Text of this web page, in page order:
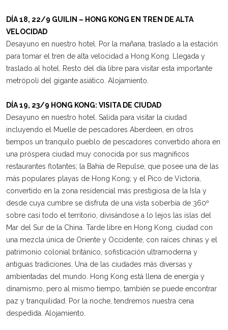
DÍA 18, 22/9 GUILIN – HONG KONG EN TREN DE ALTA
VELOCIDAD
Desayuno en nuestro hotel. Por la mañana, traslado a la estación
para tomar el tren de alta velocidad a Hong Kong. Llegada y
traslado al hotel. Resto del día libre para visitar esta importante
metrópoli del gigante asiático. Alojamiento.
DÍA 19, 23/9 HONG KONG: VISITA DE CIUDAD
Desayuno en nuestro hotel. Salida para visitar la ciudad
incluyendo el Muelle de pescadores Aberdeen, en otros
tiempos un tranquilo pueblo de pescadores convertido ahora en
una próspera ciudad muy conocida por sus magníficos
restaurantes flotantes; la Bahía de Repulse, que posee una de las
más populares playas de Hong Kong; y el Pico de Victoria,
convertido en la zona residencial más prestigiosa de la Isla y
desde cuya cumbre se disfruta de una vista soberbia de 360º
sobre casi todo el territorio, divisándose a lo lejos las islas del
Mar del Sur de la China. Tarde libre en Hong Kong, ciudad con
una mezcla única de Oriente y Occidente, con raíces chinas y el
patrimonio colonial británico, sofisticación ultramoderna y
antiguas tradiciones. Una de las ciudades más diversas y
ambientadas del mundo. Hong Kong está llena de energía y
dinamismo, pero al mismo tiempo, también se puede encontrar
paz y tranquilidad. Por la noche, tendremos nuestra cena
despedida. Alojamiento.